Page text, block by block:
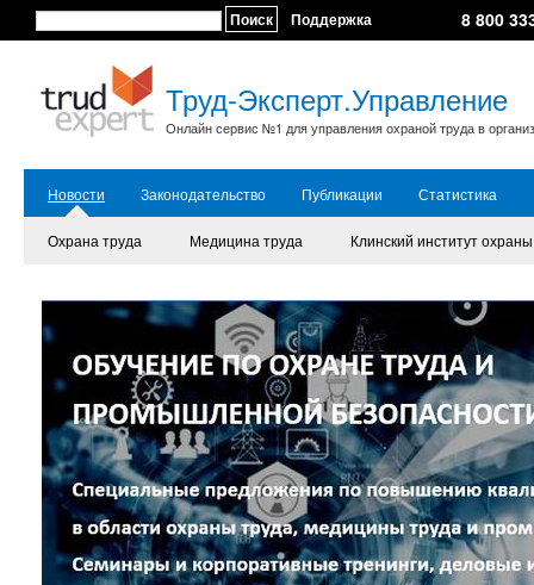
Поиск Поддержка 8 800
Труд-Эксперт.Управление
Онлайн сервис №1 для управления охраной труда в
Новости Законодательство Публикации Статистика
Охрана труда Медицина труда Клинский институт